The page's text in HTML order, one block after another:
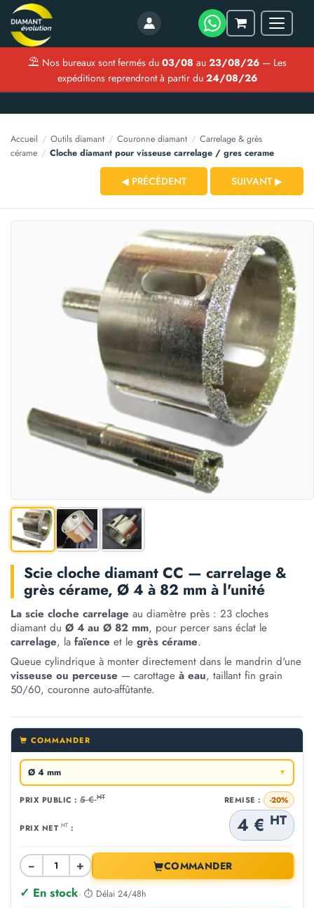
Mon
Menu
⛱ Nos bureaux sont fermés du 03/08 au 23/08/26— Les
expéditions reprendront à partir du 24/08/26
Accueil / Outils diamant / Couronne diamant / Carrelage & grès
cérame / Cloche diamant pour visseuse carrelage / gres cerame
◀ PRÉCÉDENT SUIVANT ▶
Scie cloche diamant CC — carrelage &
grès cérame, Ø 4 à 82 mm à l'unité
La scie cloche carrelage au diamètre près : 23 cloches
diamant du Ø 4 au Ø 82 mm, pour percer sans éclat le
carrelage, la faïence et le grès cérame.
Queue cylindrique à monter directement dans le mandrin d'une
visseuse ou perceuse — carottage à eau, taillant fin grain
50/60, couronne auto-affûtante.
COMMANDER
Ø 4 mm ▼
PRIX PUBLIC : 5 €HT REMISE : -20%
PRIX NET HT : 4 € HT
− + COMMANDER
✓ En stock· ⏱ Délai 24/48h